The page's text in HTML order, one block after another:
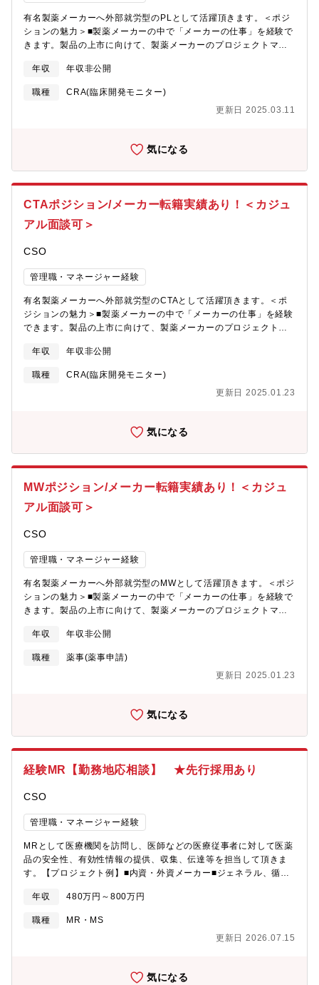
有名製薬メーカーへ外部就労型のPLとして活躍頂きます。＜ポジ
ションの魅力＞■製薬メーカーの中で「メーカーの仕事」を経験で
きます。製品の上市に向けて、製薬メーカーのプロジェクトマネ
メーカーへの転籍が可能で、社員の転籍を応援してくれます。■社
員のキャリアパスに寄り添い方の風土で、実現したい働き方やキ
ャリアの相談を積極的に受け入れてくれます。【具体的な職務内
容】■実施医療機関の適格性評価および治験責任医師の選択■治験
が御座います。是非カジュアル面談を活用頂き、ご自身の志向性
年収 年収非公開
職種
CRA(臨床開発モニター)
更新日 2025.03.11
気になる
CTAポジション/メーカー転籍実績あり！＜カジュ
アル面談可＞
CSO
管理職・マネージャー経験
有名製薬メーカーへ外部就労型のCTAとして活躍頂きます。＜ポ
ジションの魅力＞■製薬メーカーの中で「メーカーの仕事」を経験
できます。製品の上市に向けて、製薬メーカーのプロジェクトマ
薬メーカーへの転籍が可能で、社員の転籍を応援してくれます。■
社員のキャリアパスに寄り添い方の風土で、実現したい働き方や
キャリアの相談を積極的に受け入れてくれます。【具体的な職務
内容】・臨床試験の資材作成や文書保管、調整等を実施・臨床試
業務・規定当局の査察にかかる事前準備・予算管理、請求書の処
が御座います。是非カジュアル面談を活用頂き、ご自身の志向性
年収 年収非公開
職種
CRA(臨床開発モニター)
更新日 2025.01.23
気になる
MWポジション/メーカー転籍実績あり！＜カジュ
アル面談可＞
CSO
管理職・マネージャー経験
有名製薬メーカーへ外部就労型のMWとして活躍頂きます。＜ポジ
ションの魅力＞■製薬メーカーの中で「メーカーの仕事」を経験で
きます。製品の上市に向けて、製薬メーカーのプロジェクトマネ
メーカーへの転籍が可能で、社員の転籍を応援してくれます。■社
員のキャリアパスに寄り添い方の風土で、実現したい働き方やキ
ャリアの相談を積極的に受け入れてくれます。臨床研究後の
Publication（学会発表や論文化）担当メディカルライティング業
ル面談を活用頂き、ご自身の志向性に合ったキャリアを歩める案
年収 年収非公開
職種
薬事(薬事申請)
更新日 2025.01.23
気になる
経験MR【勤務地応相談】 ★先行採用あり
CSO
管理職・マネージャー経験
MRとして医療機関を訪問し、医師などの医療従事者に対して医薬
品の安全性、有効性情報の提供、収集、伝達等を担当して頂きま
す。【プロジェクト例】■内資・外資メーカー■ジェネラル、循環
CNS、オーファンなど…※未経験でスペシャリティー領域にチャ
レンジできるプロジェクトも用意。※ご経験・キャリア・適正に
合わせてご案内致します。【キャリアパス】エリアリーダー、マ
ーケティング営業やスキルトレーナーへのキャリアパスに加え、
プクラスのプロジェクト数。豊富な案件がそろっていますので、
年収 480万円～800万円
職種
MR・MS
更新日 2026.07.15
気になる